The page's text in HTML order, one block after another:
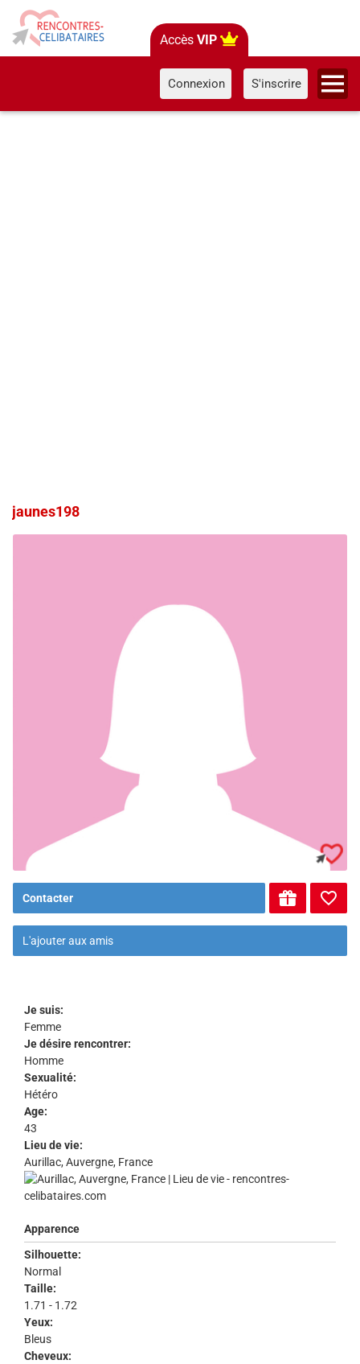
Accès VIP
Connexion S'inscrire
jaunes198
Contacter
L'ajouter aux amis
Je suis:
Femme
Je désire rencontrer:
Homme
Sexualité:
Hétéro
Age:
43
Lieu de vie:
Aurillac, Auvergne, France
Apparence
Silhouette:
Normal
Taille:
1.71 - 1.72
Yeux:
Bleus
Cheveux: